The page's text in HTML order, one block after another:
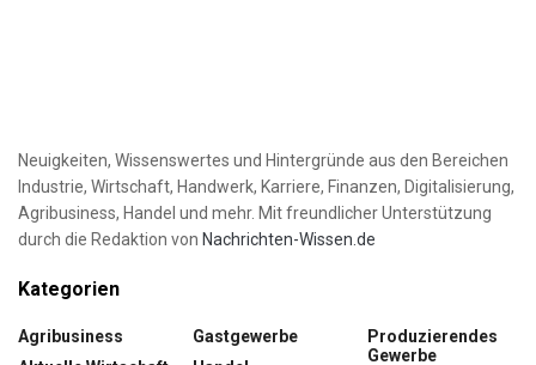
Neuigkeiten, Wissenswertes und Hintergründe aus den Bereichen
Industrie, Wirtschaft, Handwerk, Karriere, Finanzen, Digitalisierung,
Agribusiness, Handel und mehr. Mit freundlicher Unterstützung
durch die Redaktion von Nachrichten-Wissen.de
Kategorien
Agribusiness
Gastgewerbe
Produzierendes
Gewerbe